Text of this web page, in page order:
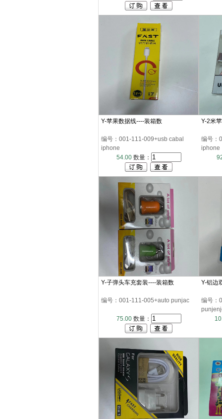
Y-苹果数据线----装箱数
编号：001-111-009+usb cabal
iphone
54.00数量：
Y-2米
编号：
iphone
Y-子弹头车充套装----装箱数
编号：001-111-005+auto punjac
75.00数量：
Y-铝边
编号：